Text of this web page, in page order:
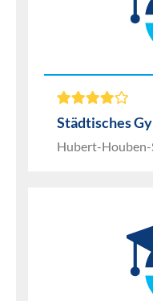
Städtisches
Hubert-Houben-